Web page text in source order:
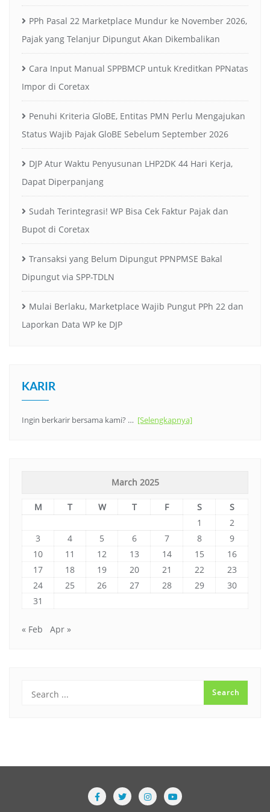
PPh Pasal 22 Marketplace Mundur ke November 2026,
Pajak yang Telanjur Dipungut Akan Dikembalikan
Cara Input Manual SPPBMCP untuk Kreditkan PPNatas
Impor di Coretax
Penuhi Kriteria GloBE, Entitas PMN Perlu Mengajukan
Status Wajib Pajak GloBE Sebelum September 2026
DJP Atur Waktu Penyusunan LHP2DK 44 Hari Kerja,
Dapat Diperpanjang
Sudah Terintegrasi! WP Bisa Cek Faktur Pajak dan
Bupot di Coretax
Transaksi yang Belum Dipungut PPNPMSE Bakal
Dipungut via SPP-TDLN
Mulai Berlaku, Marketplace Wajib Pungut PPh 22 dan
Laporkan Data WP ke DJP
KARIR
Ingin berkarir bersama kami? … [Selengkapnya]
March 2025
M T W T F S
S
1
2
3
4 5 6 7 8
9
10
11 12 13 14 15
16
17
18 19 20 21 22
23
24
25 26 27 28 29
30
31
« Feb Apr »